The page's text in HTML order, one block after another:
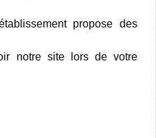
propose des
notre site lors de votre